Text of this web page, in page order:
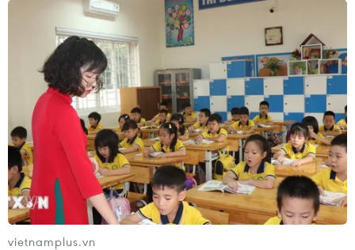
hàng triệu người phải sống trong cảnh không có điện,
mặc dù con số đó đã giảm xuống còn khoảng 185.000
người vào sáng 19/2.
vietnamplus.vn